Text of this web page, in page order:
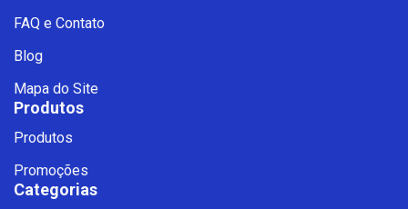
FAQ e Contato
Blog
Mapa do Site
Produtos
Produtos
Promoções
Categorias